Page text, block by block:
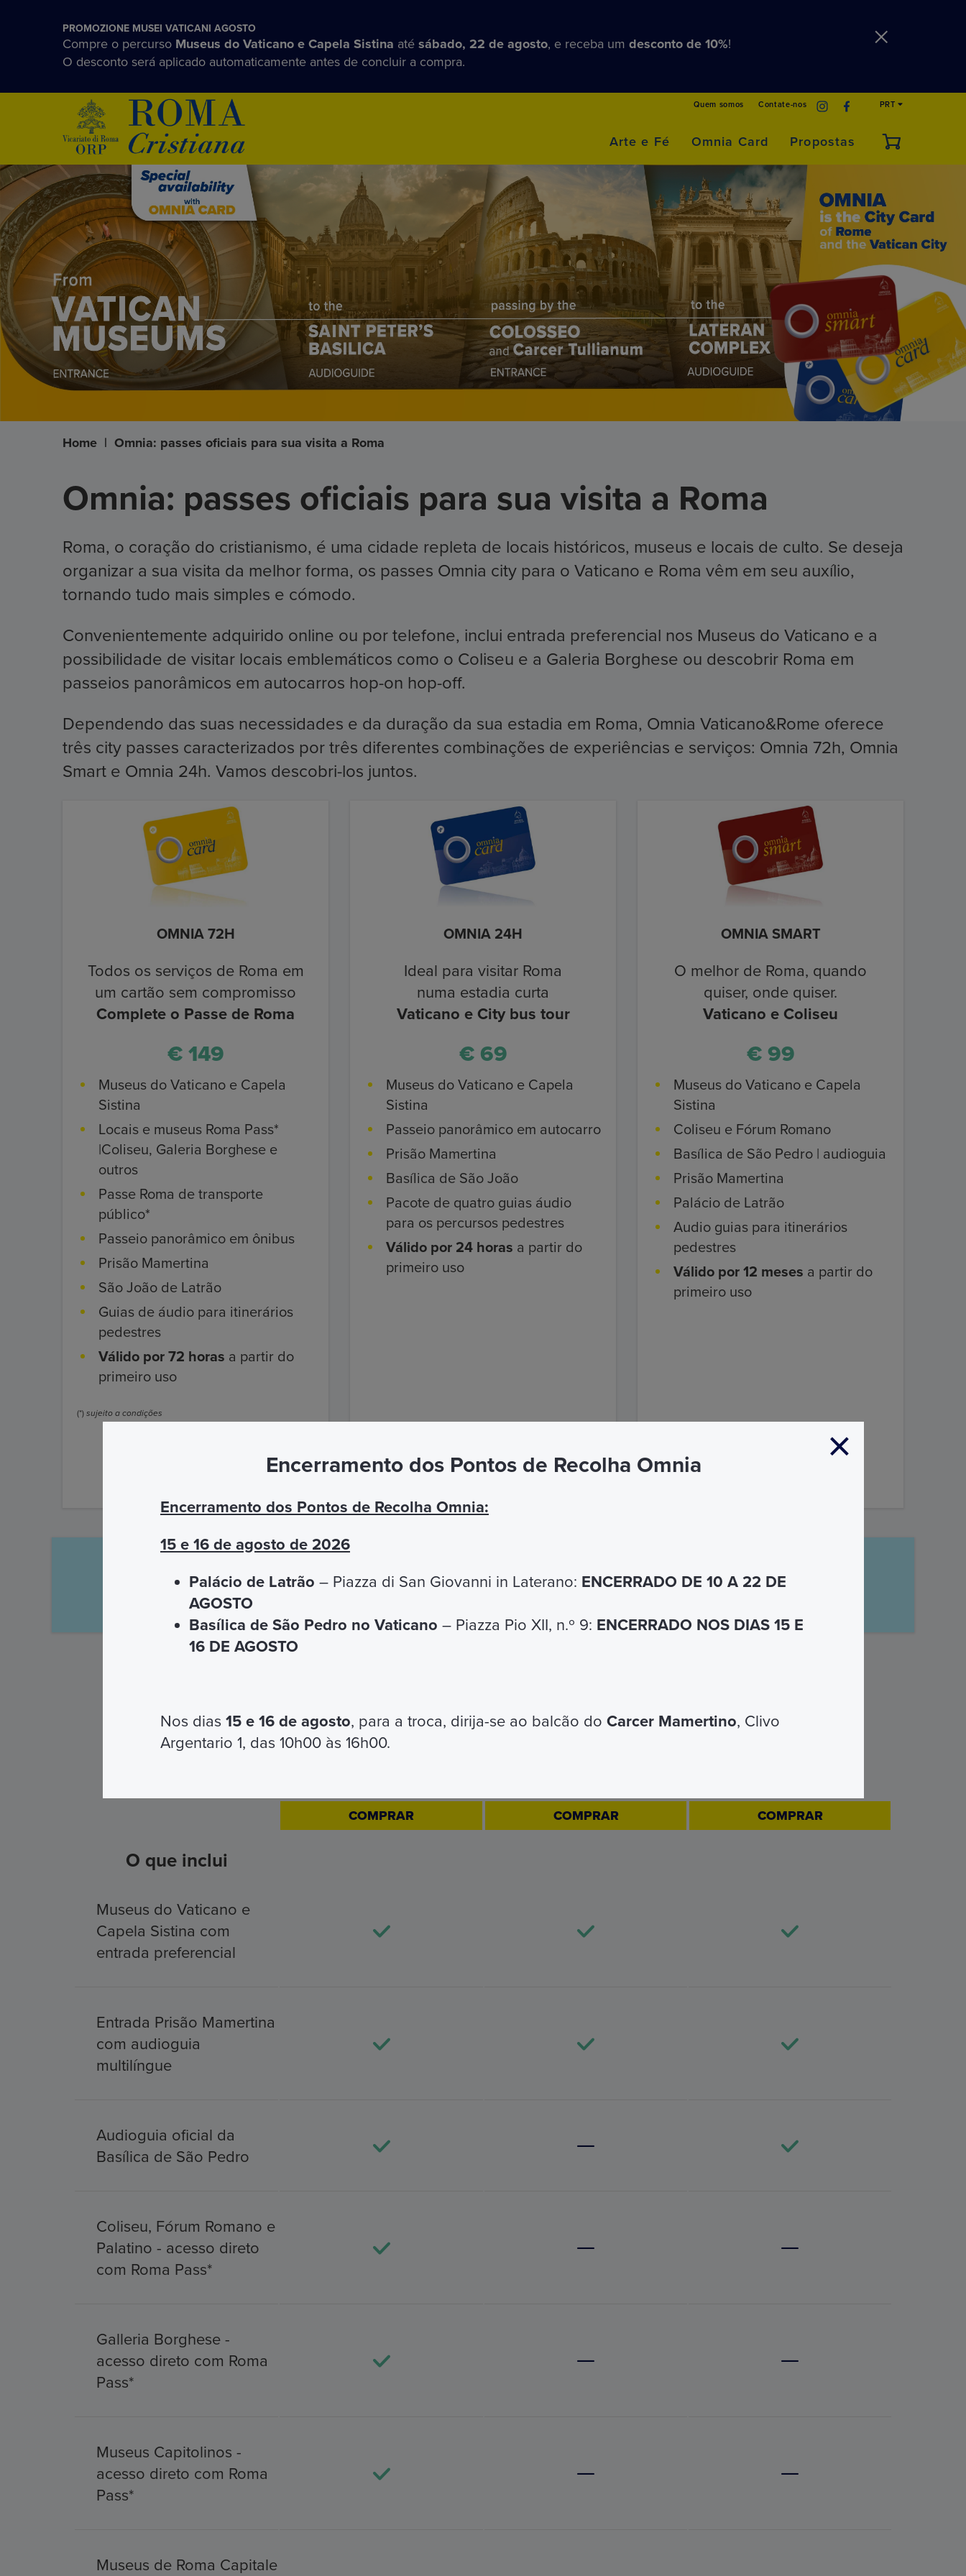
PROMOZIONE MUSEI VATICANI AGOSTO
Compre o percurso Museus do Vaticano e Capela Sistina até sábado, 22 de agosto, e receba um desconto de 10%!
O desconto será aplicado automaticamente antes de concluir a compra.
Quem somos Contate-nos PRT
Arte e Fé Omnia Card Propostas
Home | Omnia: passes oficiais para sua visita a Roma
Omnia: passes oficiais para sua visita a Roma
Roma, o coração do cristianismo, é uma cidade repleta de locais históricos, museus e locais de culto. Se deseja
organizar a sua visita da melhor forma, os passes Omnia city para o Vaticano e Roma vêm em seu auxílio,
tornando tudo mais simples e cómodo.
Convenientemente adquirido online ou por telefone, inclui entrada preferencial nos Museus do Vaticano e a
possibilidade de visitar locais emblemáticos como o Coliseu e a Galeria Borghese ou descobrir Roma em
passeios panorâmicos em autocarros hop-on hop-off.
Dependendo das suas necessidades e da duração da sua estadia em Roma, Omnia Vaticano&Rome oferece
três city passes caracterizados por três diferentes combinações de experiências e serviços: Omnia 72h, Omnia
Smart e Omnia 24h. Vamos descobri-los juntos.
OMNIA 72H
Todos os serviços de Roma em
um cartão sem compromisso
Complete o Passe de Roma
€ 149
Museus do Vaticano e Capela
Sistina
Locais e museus Roma Pass*
|Coliseu, Galeria Borghese e
outros
Passe Roma de transporte
público*
Passeio panorâmico em ônibus
Prisão Mamertina
São João de Latrão
Guias de áudio para itinerários
pedestres
Válido por 72 horas a partir do
primeiro uso
(*) sujeito a condições
OMNIA 24H
Ideal para visitar Roma
numa estadia curta
Vaticano e City bus tour
€ 69
Museus do Vaticano e Capela
Sistina
Passeio panorâmico em autocarro
Prisão Mamertina
Basílica de São João
Pacote de quatro guias áudio
para os percursos pedestres
Válido por 24 horas a partir do
primeiro uso
DESCUBRA MAIS
OMNIA SMART
O melhor de Roma, quando
quiser, onde quiser.
Vaticano e Coliseu
€ 99
Museus do Vaticano e Capela
Sistina
Coliseu e Fórum Romano
Basílica de São Pedro | audioguia
Prisão Mamertina
Palácio de Latrão
Audio guias para itinerários
pedestres
Válido por 12 meses a partir do
primeiro uso
Por telefone ou e-mail o Atendimento ao Cliente Omnia está à sua disposição
OMNIA 72H
COMPRAR COMPRAR COMPRAR
O que inclui
Museus do Vaticano e
Capela Sistina com
entrada preferencial
Entrada Prisão Mamertina
com audioguia
multilíngue
Audioguia oficial da
Basílica de São Pedro
Coliseu, Fórum Romano e
Palatino - acesso direto
com Roma Pass*
Galleria Borghese -
acesso direto com Roma
Pass*
Museus Capitolinos -
acesso direto com Roma
Pass*
Museus de Roma Capitale
Encerramento dos Pontos de Recolha Omnia
Encerramento dos Pontos de Recolha Omnia:
15 e 16 de agosto de 2026
Palácio de Latrão – Piazza di San Giovanni in Laterano: ENCERRADO DE 10 A 22 DE
AGOSTO
Basílica de São Pedro no Vaticano – Piazza Pio XII, n.º 9: ENCERRADO NOS DIAS 15 E
16 DE AGOSTO
Nos dias 15 e 16 de agosto, para a troca, dirija-se ao balcão do Carcer Mamertino, Clivo
Argentario 1, das 10h00 às 16h00.